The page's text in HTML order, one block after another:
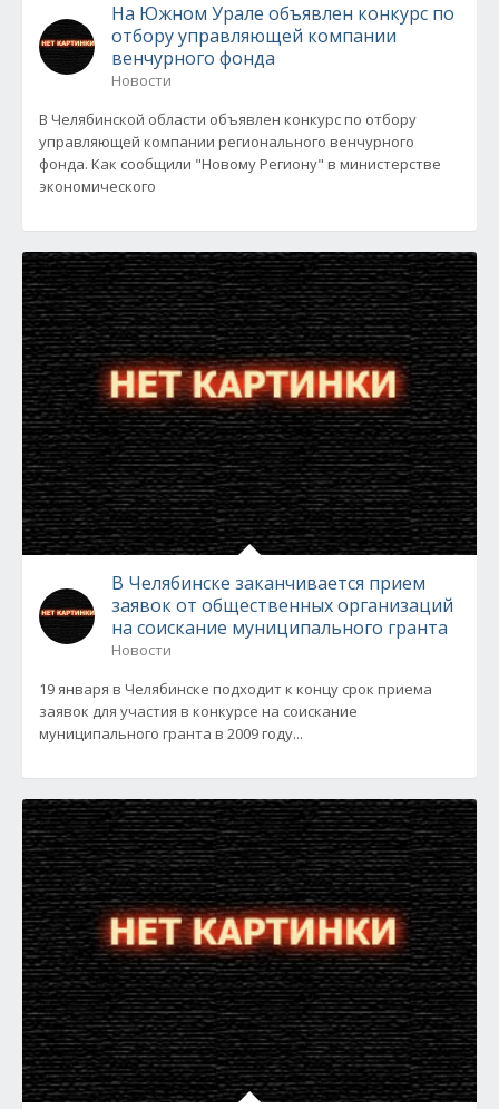
На Южном Урале объявлен конкурс по
отбору управляющей компании
венчурного фонда
Новости
В Челябинской области объявлен конкурс по отбору
управляющей компании регионального венчурного
фонда. Как сообщили "Новому Региону" в министерстве
экономического
В Челябинске заканчивается прием
заявок от общественных организаций
на соискание муниципального гранта
Новости
19 января в Челябинске подходит к концу срок приема
заявок для участия в конкурсе на соискание
муниципального гранта в 2009 году...